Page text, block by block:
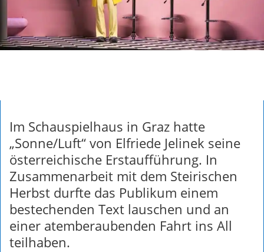
Im Schauspielhaus in Graz hatte
„Sonne/Luft“ von Elfriede Jelinek seine
österreichische Erstaufführung. In
Zusammenarbeit mit dem Steirischen
Herbst durfte das Publikum einem
bestechenden Text lauschen und an
einer atemberaubenden Fahrt ins All
teilhaben.